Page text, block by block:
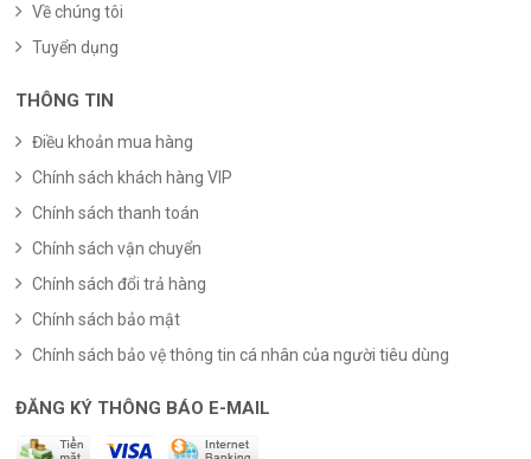
Về chúng tôi
Tuyển dụng
THÔNG TIN
Điều khoản mua hàng
Chính sách khách hàng VIP
Chính sách thanh toán
Chính sách vận chuyển
Chính sách đổi trả hàng
Chính sách bảo mật
Chính sách bảo vệ thông tin cá nhân của người tiêu dùng
ĐĂNG KÝ THÔNG BÁO E-MAIL